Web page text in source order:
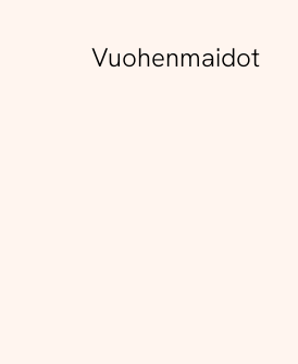
Vuohenmaidot